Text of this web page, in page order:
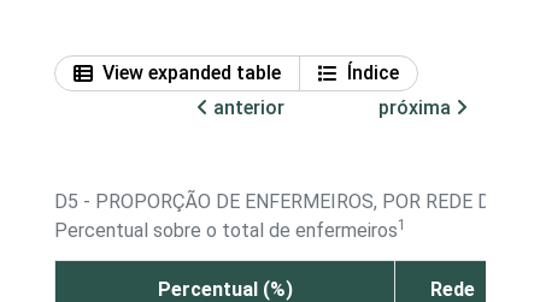
View expanded table
Índice
anterior
próxima
D5 - PROPORÇÃO DE ENFERMEIROS, POR REDE DE
Percentual sobre o total de enfermeiros1
Percentual (%)
Rede